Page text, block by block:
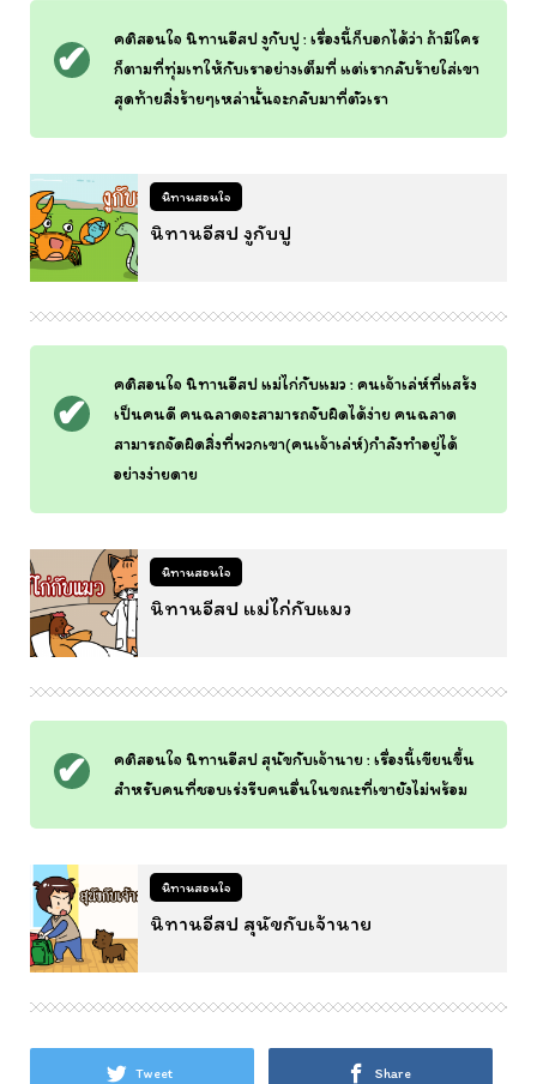
คติสอนใจ นิทานอีสป งูกับปู : เรื่องนี้ก็บอกได้ว่า ถ้ามีใคร
ก็ตามที่ทุ่มเทให้กับเราอย่างเต็มที่ แต่เรากลับร้ายใส่เขา
สุดท้ายสิ่งร้ายๆเหล่านั้นจะกลับมาที่ตัวเรา
นิทานสอนใจ
นิทานอีสป งูกับปู
คติสอนใจ นิทานอีสป แม่ไก่กับแมว : คนเจ้าเล่ห์ที่แสร้ง
เป็นคนดี คนฉลาดจะสามารถจับผิดได้ง่าย คนฉลาด
สามารถจัดผิดสิ่งที่พวกเขา(คนเจ้าเล่ห์)กำลังทำอยู่ได้
อย่างง่ายดาย
นิทานสอนใจ
นิทานอีสป แม่ไก่กับแมว
คติสอนใจ นิทานอีสป สุนัขกับเจ้านาย : เรื่องนี้เขียนขึ้น
สำหรับคนที่ชอบเร่งรีบคนอื่นในขณะที่เขายังไม่พร้อม
นิทานสอนใจ
นิทานอีสป สุนัขกับเจ้านาย
Tweet Share